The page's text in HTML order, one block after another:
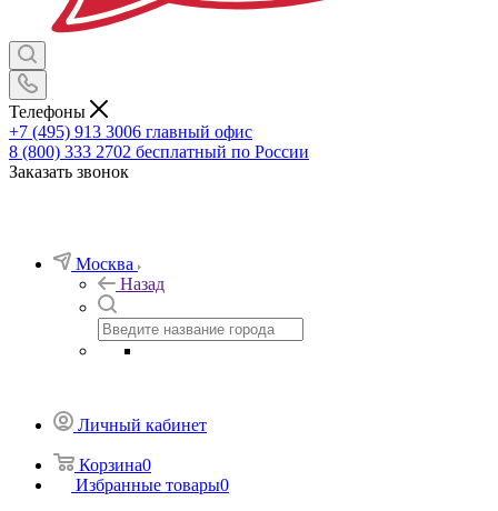
Телефоны
+7 (495) 913 3006 главный офис
8 (800) 333 2702 бесплатный по России
Заказать звонок
Москва
Назад
Личный кабинет
Корзина0
Избранные товары0